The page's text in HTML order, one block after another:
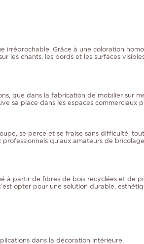
irréprochable. Grâce à une coloration
les chants, les bords et les surfaces
que dans la fabrication de mobilier sur
sa place dans les espaces commerciaux
se perce et se fraise sans difficulté,
qu’aux amateurs de
à partir de fibres de bois recyclées et de
opter pour une solution durable,
dans la décoration intérieure.